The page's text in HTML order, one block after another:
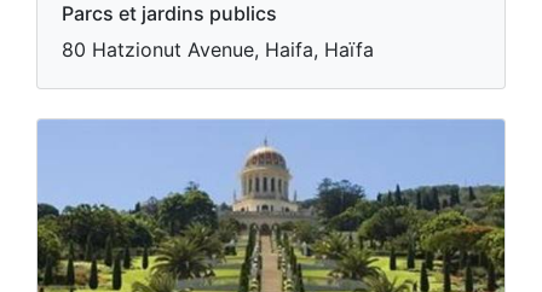
Parcs et jardins publics
80 Hatzionut Avenue, Haifa, Haïfa